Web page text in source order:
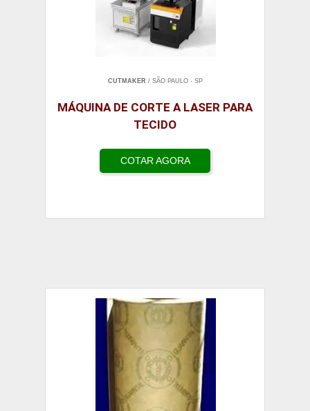
CUTMAKER / SÃO PAULO - SP
MÁQUINA DE CORTE A LASER PARA
TECIDO
COTAR AGORA